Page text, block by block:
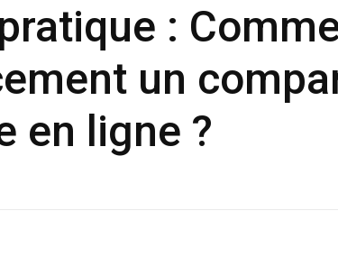
:
un
en ligne ?